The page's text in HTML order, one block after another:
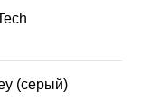
(серый)